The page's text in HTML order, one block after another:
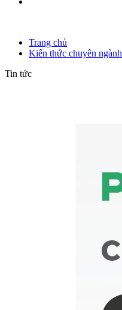
Trang chủ
Kiến thức chuyên ngành
Tin tức